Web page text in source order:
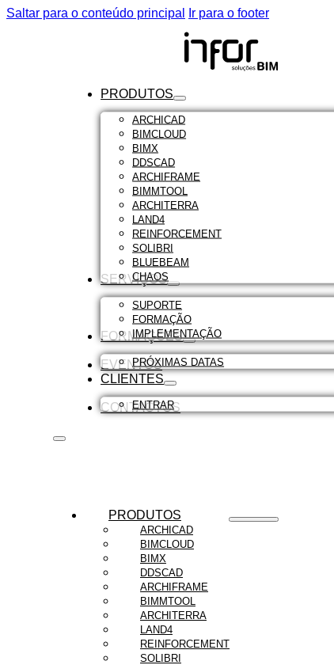
Saltar para o conteúdo principal Ir para o footer
PRODUTOS
ARCHICAD
BIMCLOUD
BIMX
DDSCAD
ARCHIFRAME
BIMMTOOL
ARCHITERRA
LAND4
REINFORCEMENT
SOLIBRI
BLUEBEAM
CHAOS
SERVIÇOS
SUPORTE
FORMAÇÃO
IMPLEMENTAÇÃO
FORMAÇÕES
PRÓXIMAS DATAS
EVENTOS
CLIENTES
ENTRAR
CONTACTOS
PRODUTOS
ARCHICAD
BIMCLOUD
BIMX
DDSCAD
ARCHIFRAME
BIMMTOOL
ARCHITERRA
LAND4
REINFORCEMENT
SOLIBRI